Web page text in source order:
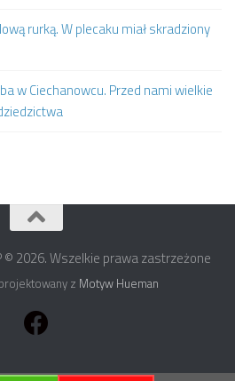
rurką. W plecaku miał skradziony
w Ciechanowcu. Przed nami wielkie
2026. Wszelkie prawa zastrzeżone
z Motyw Hueman